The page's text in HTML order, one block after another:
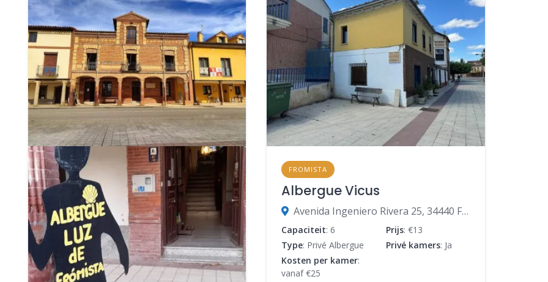
FROMISTA
Albergue Vicus
Avenida Ingeniero Rivera 25, 34440 Frómista, Palencia, Spanje
Capaciteit: 6 Prijs: €13
Type: Privé Albergue Privé kamers: Ja
Kosten per kamer:
vanaf €25